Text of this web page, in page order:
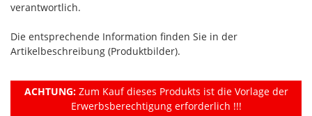
verantwortlich.
Die entsprechende Information finden Sie in der
Artikelbeschreibung (Produktbilder).
ACHTUNG:Zum Kauf dieses Produkts ist die Vorlage der
Erwerbsberechtigung erforderlich !!!